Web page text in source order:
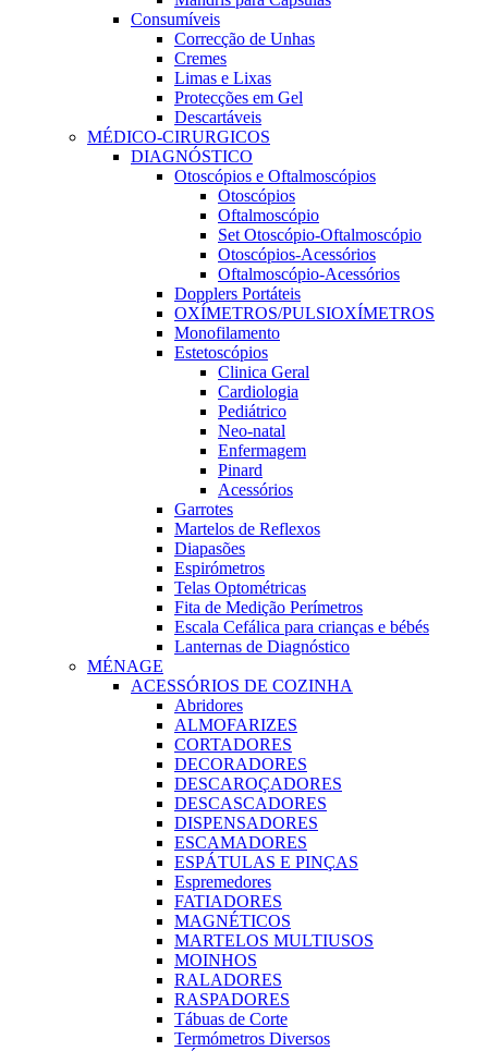
Consumíveis
Correcção de Unhas
Cremes
Limas e Lixas
Protecções em Gel
Descartáveis
MÉDICO-CIRURGICOS
DIAGNÓSTICO
Otoscópios e Oftalmoscópios
Otoscópios
Oftalmoscópio
Set Otoscópio-Oftalmoscópio
Otoscópios-Acessórios
Oftalmoscópio-Acessórios
Dopplers Portáteis
OXÍMETROS/PULSIOXÍMETROS
Monofilamento
Estetoscópios
Clinica Geral
Cardiologia
Pediátrico
Neo-natal
Enfermagem
Pinard
Acessórios
Garrotes
Martelos de Reflexos
Diapasões
Espirómetros
Telas Optométricas
Fita de Medição Perímetros
Escala Cefálica para crianças e bébés
Lanternas de Diagnóstico
MÉNAGE
ACESSÓRIOS DE COZINHA
Abridores
ALMOFARIZES
CORTADORES
DECORADORES
DESCAROÇADORES
DESCASCADORES
DISPENSADORES
ESCAMADORES
ESPÁTULAS E PINÇAS
Espremedores
FATIADORES
MAGNÉTICOS
MARTELOS MULTIUSOS
MOINHOS
RALADORES
RASPADORES
Tábuas de Corte
Termómetros Diversos